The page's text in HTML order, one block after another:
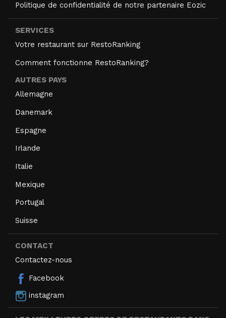
Politique de confidentialité de notre partenaire Eozic
SERVICES
Votre restaurant sur RestoRanking
Comment fonctionne RestoRanking?
AUTRES PAYS
Allemagne
Danemark
Espagne
Irlande
Italie
Mexique
Portugal
Suisse
CONTACT
Contactez-nous
Facebook
instagram